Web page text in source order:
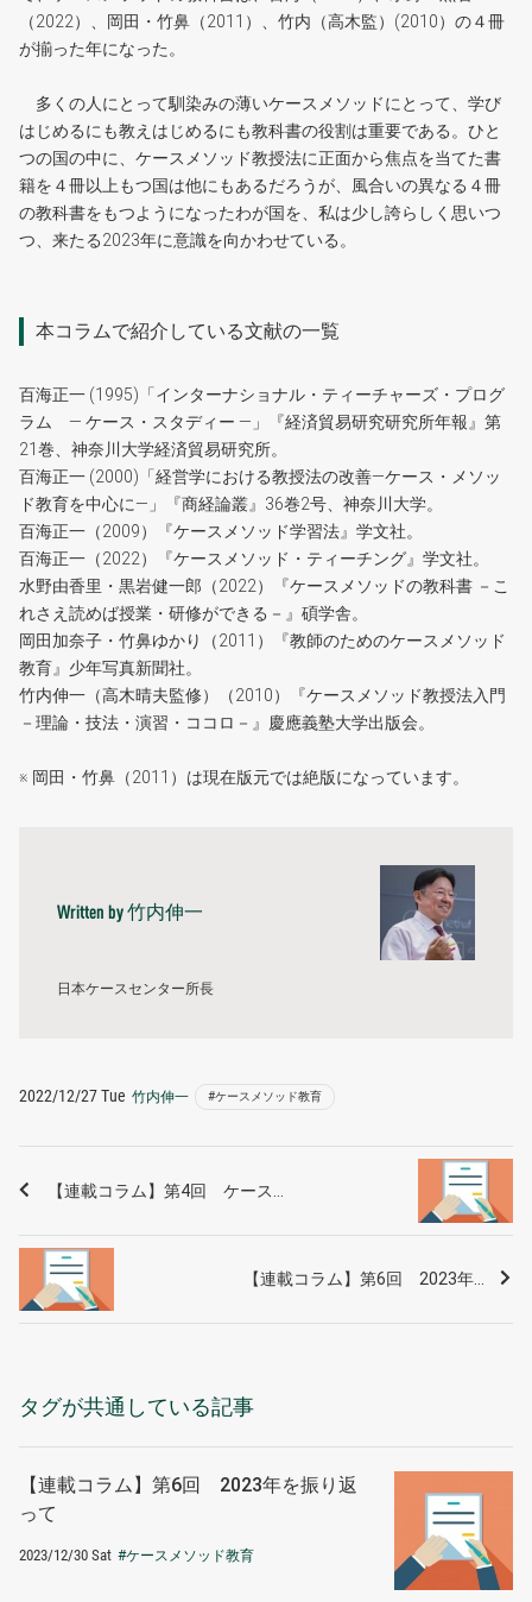
（2022）、岡田・竹鼻（2011）、竹内（高木監）(2010）の４冊
が揃った年になった。
多くの人にとって馴染みの薄いケースメソッドにとって、学び
はじめるにも教えはじめるにも教科書の役割は重要である。ひと
つの国の中に、ケースメソッド教授法に正面から焦点を当てた書
籍を４冊以上もつ国は他にもあるだろうが、風合いの異なる４冊
の教科書をもつようになったわが国を、私は少し誇らしく思いつ
つ、来たる2023年に意識を向かわせている。
本コラムで紹介している文献の一覧
百海正一 (1995)「インターナショナル・ティーチャーズ・プログ
ラム ― ケース・スタディー ―」『経済貿易研究研究所年報』第
21巻、神奈川大学経済貿易研究所。
百海正一 (2000)「経営学における教授法の改善―ケース・メソッ
ド教育を中心に―」『商経論叢』36巻2号、神奈川大学。
百海正一（2009）『ケースメソッド学習法』学文社。
百海正一（2022）『ケースメソッド・ティーチング』学文社。
水野由香里・黒岩健一郎（2022）『ケースメソッドの教科書 －こ
れさえ読めば授業・研修ができる－』碩学舎。
岡田加奈子・竹鼻ゆかり（2011）『教師のためのケースメソッド
教育』少年写真新聞社。
竹内伸一（高木晴夫監修）（2010）『ケースメソッド教授法入門
－理論・技法・演習・ココロ－』慶應義塾大学出版会。
※ 岡田・竹鼻（2011）は現在版元では絶版になっています。
Written by竹内伸一
日本ケースセンター所長
2022/12/27 Tue 竹内伸一 #ケースメソッド教育
【連載コラム】第4回 ケース...
【連載コラム】第6回 2023年...
タグが共通している記事
【連載コラム】第6回 2023年を振り返
って
2023/12/30 Sat #ケースメソッド教育